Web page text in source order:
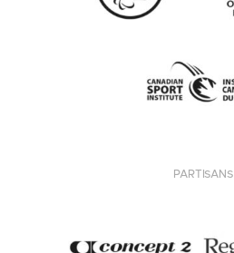
PARTISANS